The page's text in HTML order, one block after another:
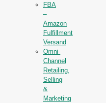
FBA
–
Amazon
Fulfillment
Versand
Omni-
Channel
Retailing,
Selling
&
Marketing